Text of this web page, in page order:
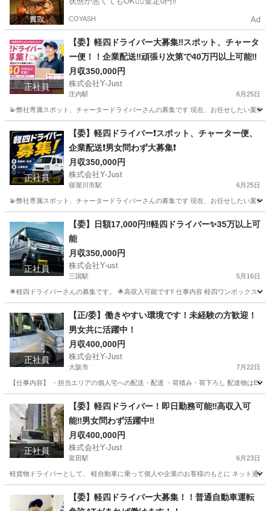
COYASH Ad
正社員
【委】軽四ドライバー大募集‼️スポット、チャータ
ー便！！企業配送‼️頑張り次第で40万円以上可能‼️
月収350,000円
株式会社Y-Just
庄内駅 6月25日
💫弊社専属スポット、チャータードライバーさんの募集です 現在、お任せしたい案
庄内駅 物流 事務所
正社員
【委】軽四ドライバー❗️スポット、チャーター便、
企業配送❗️男女問わず大募集❗️
月収350,000円
株式会社Y-Just
寝屋川市駅 6月25日
💫弊社専属スポット、チャータードライバーさんの募集です 現在、お任せしたい案
寝屋川市駅 物流
正社員
【委】日額17,000円‼️軽四ドライバー✨35万以上可
能
月収350,000円
株式会社Y-ust
三国駅 5月16日
🌟軽四ドライバーさんの募集です。 🌟高収入可能です‼️ 仕事内容 軽四ワンボックス
三国駅 配送 イン
正社員
【正/委】働きやすい環境です！未経験の方歓迎！
男女共に活躍中！
月収400,000円
株式会社Y-Just
大阪市 7月22日
【仕事内容】 ・担当エリアの個人宅への配送・配達 ・荷積み・荷下ろし 配達物は
物流 未経験
正社員
【委】軽四ドライバー！即日勤務可能‼️高収入可
能‼️男女問わず活躍中‼️
月収400,000円
株式会社Y-Just
富田駅 6月23日
軽貨物ドライバーとして、 軽自動車に乗って個人や企業のお客様のもとに ネット通
富田駅 物流 ワンボックス
【委】軽四ドライバー大募集！！普通自動車運転